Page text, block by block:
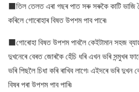
⬛তিল তেলত এৰা গছৰ পাত সৰু সৰুকৈ কাটি ভাজি
কৰিলে গোৰোহাৰ বিষত উপশম পাব পাৰে৷
⬛গোৰোহা বিষত উপশম পাবলৈ কেইটামান সহজ
দুখনেৰে বেৰত জোৰকৈ হেঁচি ধৰি এখন ভৰি সন্মুখৰ
ভৰি পিছলৈ চিধা কৰি ৰাখিব লাগে৷ এইদৰে ভৰি দুখন
বিষৰ পৰা উপশম পাব পাৰি৷